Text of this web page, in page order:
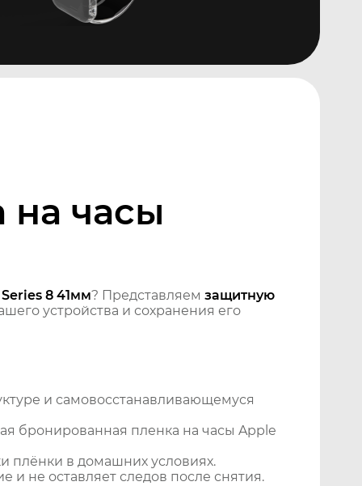
на часы
8 41мм? Представляем защитную
устройства и сохранения его
и самовосстанавливающемуся
бронированная пленка на часы Apple
плёнки в домашних условиях.
и не оставляет следов после снятия.